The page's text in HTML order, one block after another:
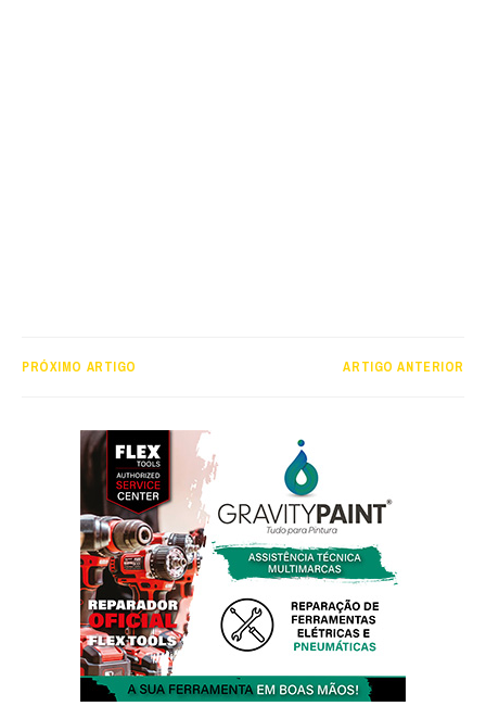
PRÓXIMO ARTIGO ARTIGO ANTERIOR